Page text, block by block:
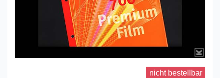
nicht bestellbar